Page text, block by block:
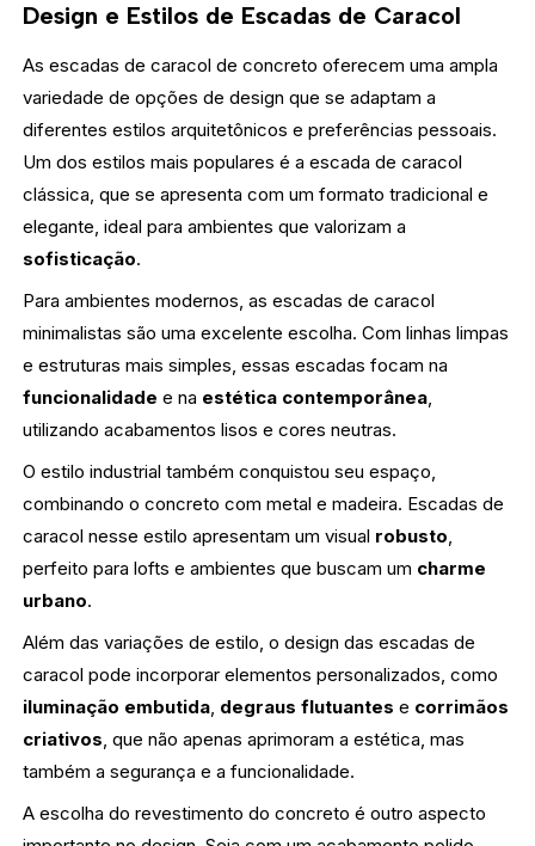
Design e Estilos de Escadas de Caracol
As escadas de caracol de concreto oferecem uma ampla
variedade de opções de design que se adaptam a
diferentes estilos arquitetônicos e preferências pessoais.
Um dos estilos mais populares é a escada de caracol
clássica, que se apresenta com um formato tradicional e
elegante, ideal para ambientes que valorizam a
sofisticação.
Para ambientes modernos, as escadas de caracol
minimalistas são uma excelente escolha. Com linhas limpas
e estruturas mais simples, essas escadas focam na
funcionalidade e na estética contemporânea,
utilizando acabamentos lisos e cores neutras.
O estilo industrial também conquistou seu espaço,
combinando o concreto com metal e madeira. Escadas de
caracol nesse estilo apresentam um visual robusto,
perfeito para lofts e ambientes que buscam um charme
urbano.
Além das variações de estilo, o design das escadas de
caracol pode incorporar elementos personalizados, como
iluminação embutida, degraus flutuantes e corrimãos
criativos, que não apenas aprimoram a estética, mas
também a segurança e a funcionalidade.
A escolha do revestimento do concreto é outro aspecto